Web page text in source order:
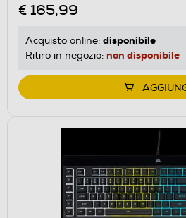
€ 165,99
Acquisto online: disponibile
Ritiro in negozio: non disponibile